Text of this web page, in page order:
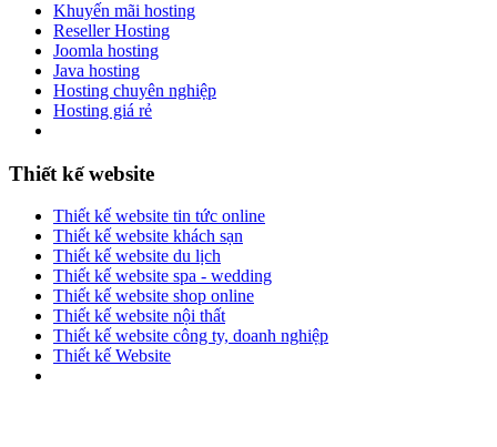
Khuyến mãi hosting
Reseller Hosting
Joomla hosting
Java hosting
Hosting chuyên nghiệp
Hosting giá rẻ
Thiết kế website
Thiết kế website tin tức online
Thiết kế website khách sạn
Thiết kế website du lịch
Thiết kế website spa - wedding
Thiết kế website shop online
Thiết kế website nội thất
Thiết kế website công ty, doanh nghiệp
Thiết kế Website